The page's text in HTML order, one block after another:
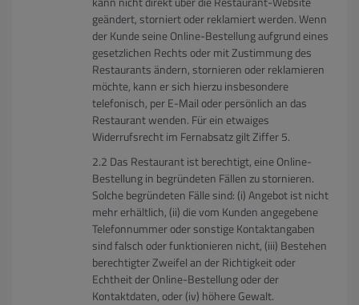
geändert, storniert oder reklamiert werden. Wenn
der Kunde seine Online-Bestellung aufgrund eines
gesetzlichen Rechts oder mit Zustimmung des
Restaurants ändern, stornieren oder reklamieren
möchte, kann er sich hierzu insbesondere
telefonisch, per E-Mail oder persönlich an das
Restaurant wenden. Für ein etwaiges
Widerrufsrecht im Fernabsatz gilt Ziffer 5.
Das Restaurant ist berechtigt, eine Online-
Bestellung in begründeten Fällen zu stornieren.
Solche begründeten Fälle sind: (i) Angebot ist nicht
mehr erhältlich, (ii) die vom Kunden angegebene
Telefonnummer oder sonstige Kontaktangaben
sind falsch oder funktionieren nicht, (iii) Bestehen
berechtigter Zweifel an der Richtigkeit oder
Echtheit der Online-Bestellung oder der
Kontaktdaten, oder (iv) höhere Gewalt.